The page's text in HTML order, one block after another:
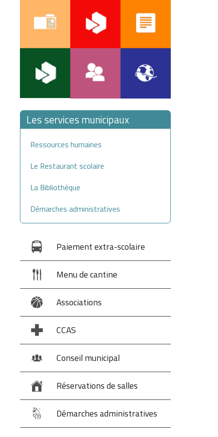
Les services municipaux
Ressources humaines
Le Restaurant scolaire
La Bibliothèque
Démarches administratives
Paiement extra-scolaire
Menu de cantine
Associations
CCAS
Conseil municipal
Réservations de salles
Démarches administratives